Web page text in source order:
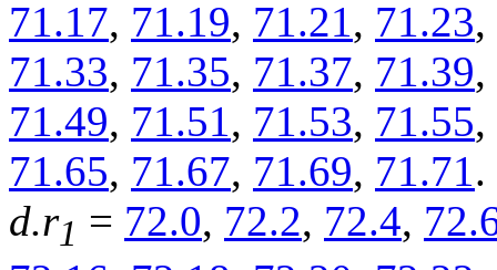
71.17, 71.19, 71.21, 71.23,
71.33, 71.35, 71.37, 71.39,
71.49, 71.51, 71.53, 71.55,
71.65, 71.67, 71.69, 71.71.
d.r1 = 72.0, 72.2, 72.4,